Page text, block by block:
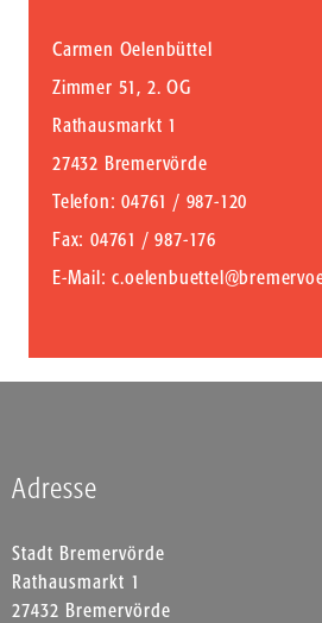
Carmen Oelenbüttel
Zimmer 51, 2. OG
Rathausmarkt 1
27432 Bremervörde
Telefon: 04761 / 987-120
Fax: 04761 / 987-176
E-Mail:
Adresse
Stadt Bremervörde
Rathausmarkt 1
27432 Bremervörde